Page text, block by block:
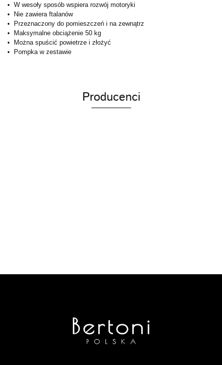
• W wesoły sposób wspiera rozwój motoryki
• Nie zawiera ftalanów
• Przeznaczony do pomieszczeń i na zewnątrz
• Maksymalne obciążenie 50 kg
• Można spuścić powietrze i złożyć
• Pompka w zestawie
Producenci